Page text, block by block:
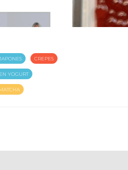
CREPES
YOGURT